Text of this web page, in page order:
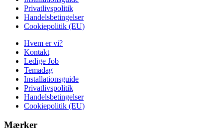
Privatlivspolitik
Handelsbetingelser
Cookiepolitik (EU)
Hvem er vi?
Kontakt
Ledige Job
Temadag
Installationsguide
Privatlivspolitik
Handelsbetingelser
Cookiepolitik (EU)
Mærker